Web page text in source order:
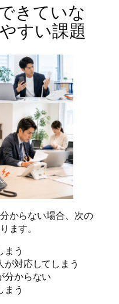
きていな
すい課題
からない場合、次の
ます。
まう
対応してしまう
分からない
まう